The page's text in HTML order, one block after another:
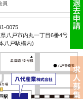
員
0075
八戸市内丸一丁目6番4号
八戸駅構内)